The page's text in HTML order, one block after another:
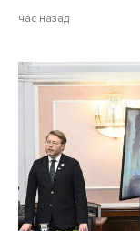
час назад